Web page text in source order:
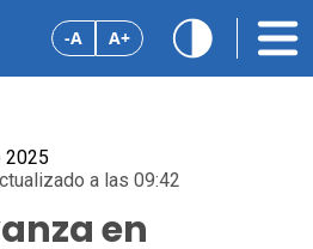
-A A+
2025
a las 09:42
en